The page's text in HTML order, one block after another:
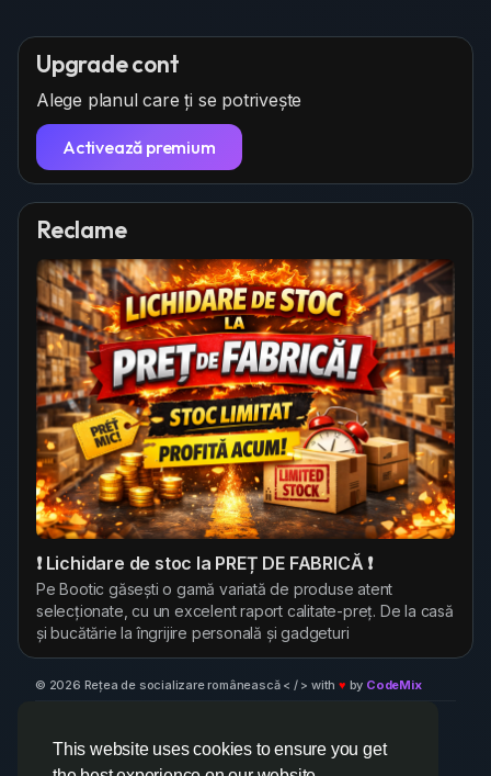
This website uses cookies to ensure you get
Upgrade cont
Alege planul care ți se potrivește
Activează premium
Reclame
❗ Lichidare de stoc la PREȚ DE FABRICĂ ❗
Pe Bootic găsești o gamă variată de produse atent
selecționate, cu un excelent raport calitate-preț. De la casă
și bucătărie la îngrijire personală și gadgeturi
© 2026 Rețea de socializare românească < / > with♥ by CodeMix